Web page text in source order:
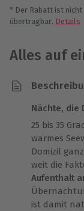
* Der Rabatt ist
übertragbar. Details
Alles auf
Nächte, die
25 bis 35
warmes
Domizil
weit die
Aufenthalt
ist damit